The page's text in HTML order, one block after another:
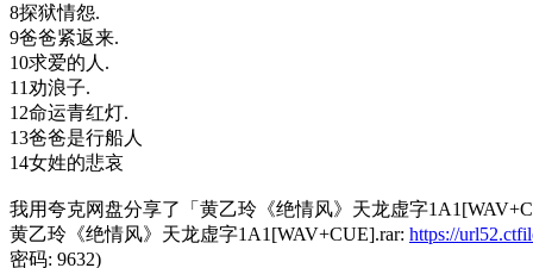
8探狱情怨.
9爸爸紧返来.
10求爱的人.
11劝浪子.
12命运青红灯.
13爸爸是行船人
14女姓的悲哀
我用夸克网盘分享了「黄乙玲《绝情风》天龙虚字
黄乙玲《绝情风》天龙虚字1A1[WAV+CUE].rar: https://
密码: 9632)